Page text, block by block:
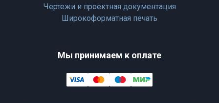
Чертежи и проектная документация
Широкоформатная печать
Мы принимаем к оплате